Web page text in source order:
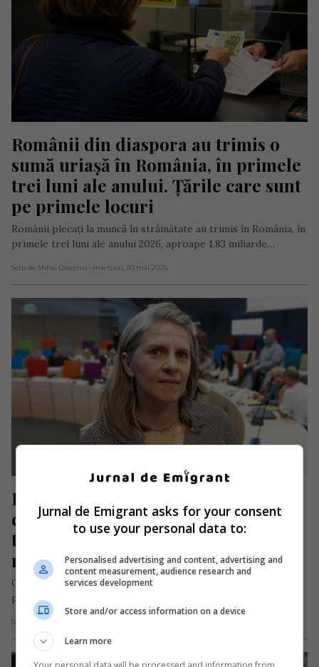
Românii din diaspora au trimis o
sumă uriașă în România, în primele
trei luni ale anului. Țările care sunt
pe primele locuri
Românii plecați la muncă în străinătate au trimis în România, în
primele trei luni ale anului 2026, aproape 1,83 miliarde…
Scris de Mihai Diaconu - miercuri, 20 mai 2026
Româncă din Franța, aleasă
consilier local în orașul în care
trăiește. Mihaela este asistentă
medicală de profesie
O româncă originară din Sibiu a ajuns să ocupe o funcție
publică în Franța, după 17 ani de la plecarea…
Scris de Mihai Diaconu
Jurnal de Emigrant asks for your consent
to use your personal data to:
Personalised advertising and content, advertising and
content measurement, audience research and
services development
Store and/or access information on a device
Learn more